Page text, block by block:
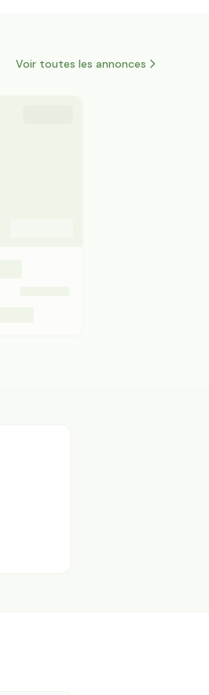
Voir toutes les annonces